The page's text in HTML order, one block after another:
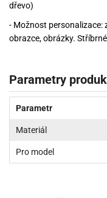
dřevo)
- Možnost personalizace:
obrazce, obrázky.
Parametry
Parametr
Materiál
Pro model